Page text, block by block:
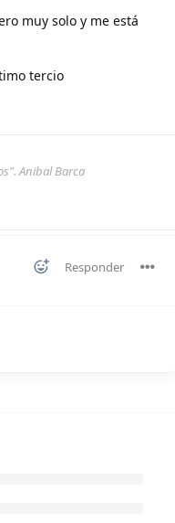
muy solo y me está
tercio
Anibal Barca
Responder